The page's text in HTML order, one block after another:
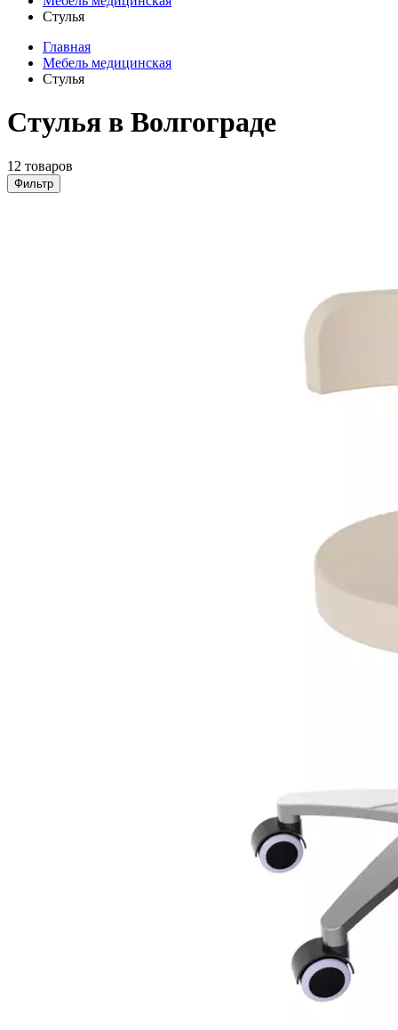
Стулья
Главная
Мебель медицинская
Стулья
Стулья в Волгограде
12 товаров
Фильтр